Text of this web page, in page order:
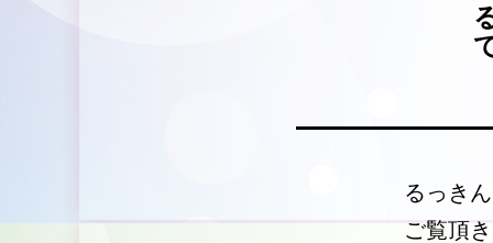
るっき
ご覧頂き